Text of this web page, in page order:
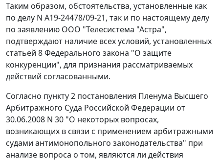
Таким образом, обстоятельства, установленные как
по делу N А19-24478/09-21, так и по настоящему делу
по заявлению ООО "Телесистема "Астра",
подтверждают наличие всех условий, установленных
статьей 8Федерального закона "О защите
конкуренции", для признания рассматриваемых
действий согласованными.
Согласно пункту 2 постановления Пленума Высшего
Арбитражного Суда Российской Федерации от
30.06.2008 N 30 "О некоторых вопросах,
возникающих в связи с применением арбитражными
судами антимонопольного законодательства" при
анализе вопроса о том, являются ли действия